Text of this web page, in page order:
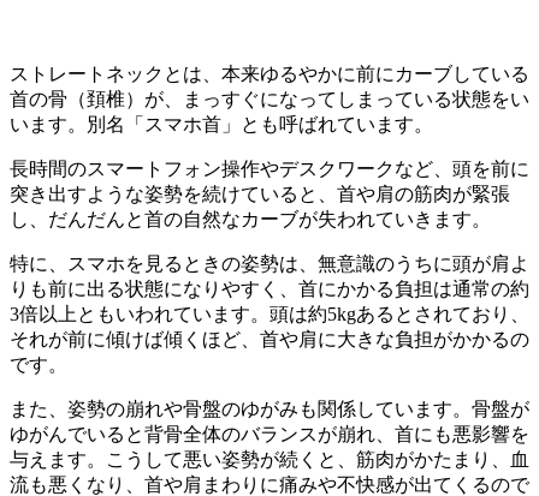
ストレートネックとは、本来ゆるやかに前にカーブしている
首の骨（頚椎）が、まっすぐになってしまっている状態をい
います。別名「スマホ首」とも呼ばれています。
長時間のスマートフォン操作やデスクワークなど、頭を前に
突き出すような姿勢を続けていると、首や肩の筋肉が緊張
し、だんだんと首の自然なカーブが失われていきます。
特に、スマホを見るときの姿勢は、無意識のうちに頭が肩よ
りも前に出る状態になりやすく、首にかかる負担は通常の約
3倍以上ともいわれています。頭は約5kgあるとされており、
それが前に傾けば傾くほど、首や肩に大きな負担がかかるの
です。
また、姿勢の崩れや骨盤のゆがみも関係しています。骨盤が
ゆがんでいると背骨全体のバランスが崩れ、首にも悪影響を
与えます。こうして悪い姿勢が続くと、筋肉がかたまり、血
流も悪くなり、首や肩まわりに痛みや不快感が出てくるので